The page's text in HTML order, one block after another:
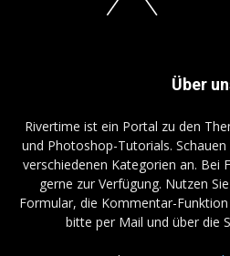
Über
Rivertime ist ein Portal zu den
und Photoshop-Tutorials.
verschiedenen Kategorien an. Bei
gerne zur Verfügung. Nutzen
Formular, die Kommentar-
bitte per Mail und über die